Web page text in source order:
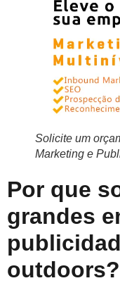
Solicite um
Marketing e
Por que
grandes
outdoors?